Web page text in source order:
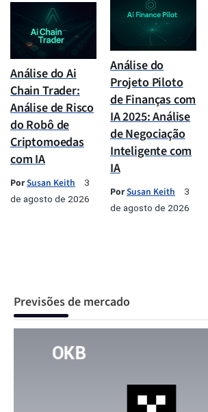
Análise do Ai
Chain Trader:
Análise de Risco
do Robô de
Criptomoedas
com IA
PorSusan Keith
3
de agosto de 2026
Análise do
Projeto Piloto
de Finanças com
IA 2025: Análise
de Negociação
Inteligente com
IA
PorSusan Keith
3
de agosto de 2026
Previsões de mercado